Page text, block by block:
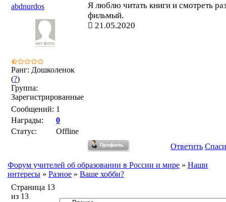
abdnurdos
Ранг: Дошколенок
(?)
Группа:
Зарегистрированные
Сообщений: 1
Награды:
0
Статус:
Offline
Я люблю читать книги и смотреть
фильмый.
21.05.2020
Ответить
Форум учителей об образовании в России и мире » Наши
интересы » Разное » Ваше хобби?
Страница 13
из 13